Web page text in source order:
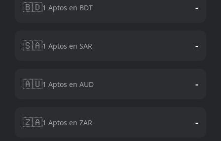
🇧🇩1 Aptos en BDT -
🇸🇦1 Aptos en SAR -
🇦🇺1 Aptos en AUD -
🇿🇦1 Aptos en ZAR -